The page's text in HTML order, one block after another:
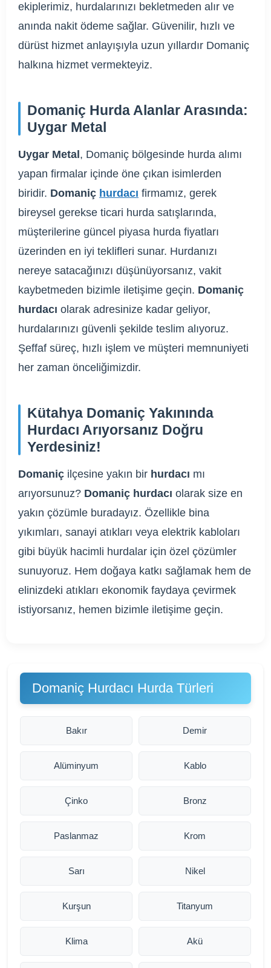
ekiplerimiz, hurdalarınızı bekletmeden alır ve
anında nakit ödeme sağlar. Güvenilir, hızlı ve
dürüst hizmet anlayışıyla uzun yıllardır Domaniç
halkına hizmet vermekteyiz.
Domaniç Hurda Alanlar Arasında:
Uygar Metal
Uygar Metal , Domaniç bölgesinde hurda alımı
yapan firmalar içinde öne çıkan isimlerden
biridir. Domaniç hurdacı firmamız, gerek
bireysel gerekse ticari hurda satışlarında,
müşterilerine güncel piyasa hurda fiyatları
üzerinden en iyi teklifleri sunar. Hurdanızı
nereye satacağınızı düşünüyorsanız, vakit
kaybetmeden bizimle iletişime geçin. Domaniç
hurdacı olarak adresinize kadar geliyor,
hurdalarınızı güvenli şekilde teslim alıyoruz.
Şeffaf süreç, hızlı işlem ve müşteri memnuniyeti
her zaman önceliğimizdir.
Kütahya Domaniç Yakınında
Hurdacı Arıyorsanız Doğru
Yerdesiniz!
Domaniç ilçesine yakın bir hurdacı mı
arıyorsunuz? Domaniç hurdacı olarak size en
yakın çözümle buradayız. Özellikle bina
yıkımları, sanayi atıkları veya elektrik kabloları
gibi büyük hacimli hurdalar için özel çözümler
sunuyoruz. Hem doğaya katkı sağlamak hem de
elinizdeki atıkları ekonomik faydaya çevirmek
istiyorsanız, hemen bizimle iletişime geçin.
Domaniç Hurdacı Hurda Türleri
Bakır Demir
Alüminyum Kablo
Çinko Bronz
Paslanmaz Krom
Sarı Nikel
Kurşun Titanyum
Klima Akü